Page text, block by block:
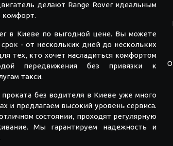
делают Range Rover идеальным
комфорт.
в Киеве по выгодной цене. Вы можете
- от нескольких дней до нескольких
тех, кто хочет насладиться комфортом
передвижения без привязки к
такси.
без водителя в Киеве уже много
и предлагаем высокий уровень сервиса.
состоянии, проходят регулярную
Мы гарантируем надежность и